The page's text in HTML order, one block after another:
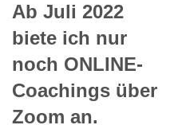
Ab Juli 2022
biete ich nur
noch ONLINE-
Coachings über
Zoom an.